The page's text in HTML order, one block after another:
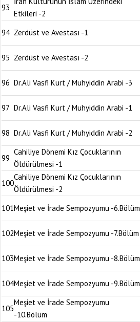
93
Etkileri -2
94 Zerdüst ve Avestası -1
95 Zerdüst ve Avestası -2
96 Dr.Ali Vasfi Kurt / Muhyiddin Arabi -3
97 Dr.Ali Vasfi Kurt / Muhyiddin Arabi -1
98 Dr.Ali Vasfi Kurt / Muhyiddin Arabi -2
99
Cahiliye Dönemi Kız Çocuklarının
Öldürülmesi -1
100
Cahiliye Dönemi Kız Çocuklarının
Öldürülmesi -2
101Meşiet ve İrade Sempozyumu -6.Bölüm
102Meşiet ve İrade Sempozyumu -7.Bölüm
103Meşiet ve İrade Sempozyumu -8.Bölüm
104Meşiet ve İrade Sempozyumu -9.Bölüm
105
Meşiet ve İrade Sempozyumu
-10.Bölüm